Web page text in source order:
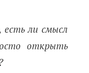
есть ли смысл
открыть
?